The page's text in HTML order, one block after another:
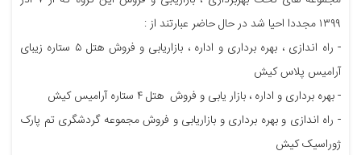
۱۳۹۹ مجددا احیا شد در حال حاضر عبارتند از :
- راه اندازی ، بهره برداری و اداره ، بازاریابی و فروش هتل ۵ ستاره زیبای
آرامیس پلاس کیش
- بهره برداری و اداره ، بازار یابی و فروش هتل ۴ ستاره آرامیس کیش
- راه اندازی و بهره برداری و بازاریابی و فروش مجموعه گردشگری تم پارک
ژوراسیک کیش